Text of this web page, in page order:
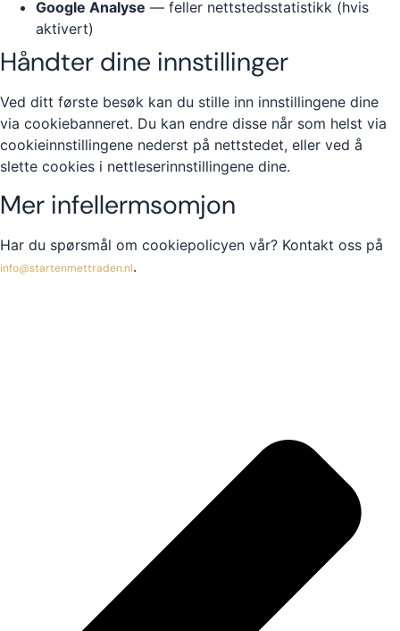
Google Analyse — feller nettstedsstatistikk (hvis
aktivert)
Håndter dine innstillinger
Ved ditt første besøk kan du stille inn innstillingene dine
via cookiebanneret. Du kan endre disse når som helst via
cookieinnstillingene nederst på nettstedet, eller ved å
slette cookies i nettleserinnstillingene dine.
Mer infellermsomjon
Har du spørsmål om cookiepolicyen vår? Kontakt oss på
info@startenmettraden.nl.